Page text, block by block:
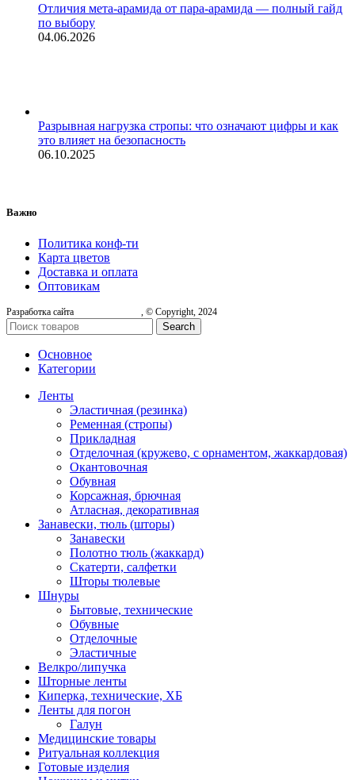
Отличия мета-арамида от пара-арамида — полный гайд
по выбору
04.06.2026
Разрывная нагрузка стропы: что означают цифры и как
это влияет на безопасность
06.10.2025
Важно
Политика конф-ти
Карта цветов
Доставка и оплата
Оптовикам
Разработка сайта , © Copyright, 2024
Search
Основное
Категории
Ленты
Эластичная (резинка)
Ременная (стропы)
Прикладная
Отделочная (кружево, с орнаментом, жаккардовая)
Окантовочная
Обувная
Корсажная, брючная
Атласная, декоративная
Занавески, тюль (шторы)
Занавески
Полотно тюль (жаккард)
Скатерти, салфетки
Шторы тюлевые
Шнуры
Бытовые, технические
Обувные
Отделочные
Эластичные
Велкро/липучка
Шторные ленты
Киперка, технические, ХБ
Ленты для погон
Галун
Медицинские товары
Ритуальная коллекция
Готовые изделия